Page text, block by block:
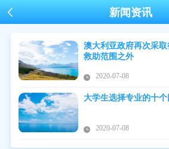
新闻资讯
澳大利亚政府再次采
救助范围之外
2020-07-08
大学生选择专业的十个
2020-07-08